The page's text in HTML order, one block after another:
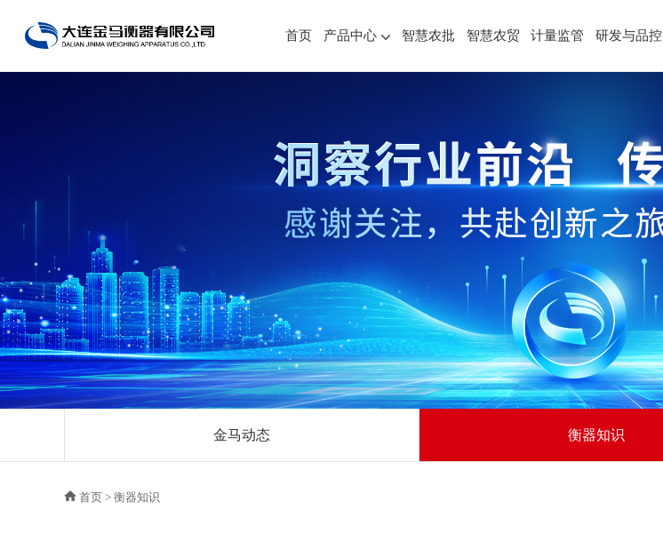
首页 产品中心 智慧农批 智慧农贸 计量监管 研发与品控
金马动态 衡器知识
首页 > 衡器知识